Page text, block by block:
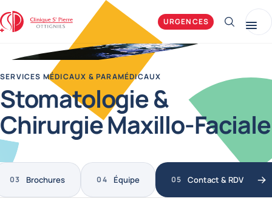
Clinique Saint-Pierre Ottignies URGENCES Afficher
SERVICES MÉDICAUX & PARAMÉDICAUX
Stomatologie &
Chirurgie Maxillo-Faciale
Brochures Équipe Contact & RDV